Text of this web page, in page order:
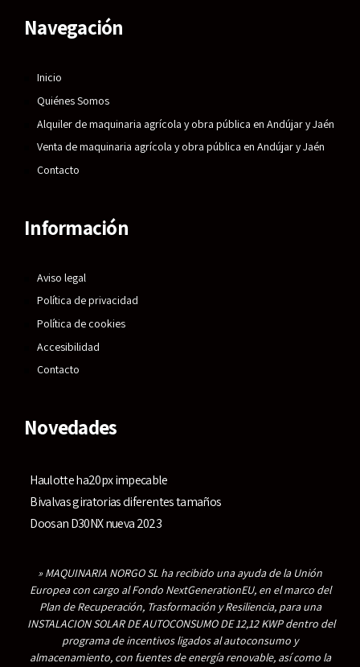
Navegación
Inicio
Quiénes Somos
Alquiler de maquinaria agrícola y obra pública en Andújar y Jaén
Venta de maquinaria agrícola y obra pública en Andújar y Jaén
Contacto
Información
Aviso legal
Política de privacidad
Política de cookies
Accesibilidad
Contacto
Novedades
Haulotte ha20px impecable
Bivalvas giratorias diferentes tamaños
Doosan D30NX nueva 2023
» MAQUINARIA NORGO SL ha recibido una ayuda de la Unión
Europea con cargo al Fondo NextGenerationEU, en el marco del
Plan de Recuperación, Trasformación y Resiliencia, para una
INSTALACION SOLAR DE AUTOCONSUMO DE 12,12 KWP dentro del
programa de incentivos ligados al autoconsumo y
almacenamiento, con fuentes de energía renovable, así como la